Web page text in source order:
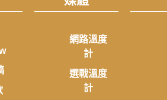
網路溫度
計
選戰溫度
計